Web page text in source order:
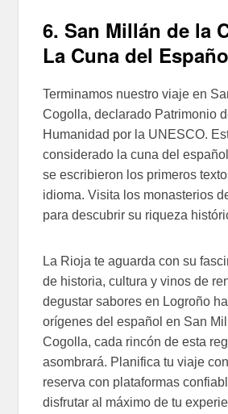
6. San Millán de la
La Cuna del
Terminamos nuestro viaje en
Cogolla, declarado Patrimonio
Humanidad por la UNESCO.
considerado la cuna del
se escribieron los primeros
idioma. Visita los monasterios
para descubrir su riqueza
La Rioja te aguarda con su
de historia, cultura y vinos de
degustar sabores en Logroño
orígenes del español en San
Cogolla, cada rincón de esta
asombrará. Planifica tu viaje
reserva con plataformas
disfrutar al máximo de tu